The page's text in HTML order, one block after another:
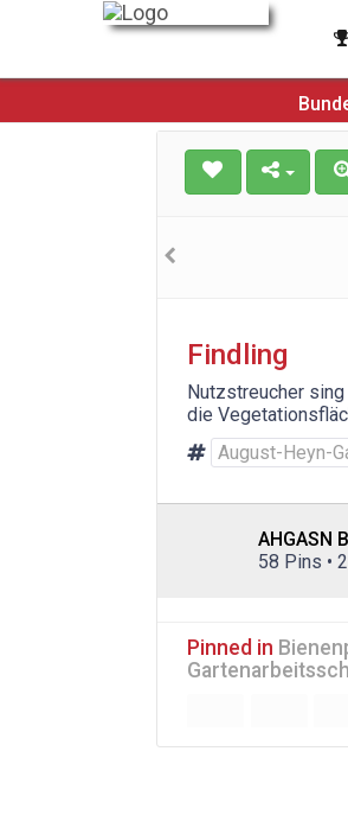
Findling
Nutzstreucher
die
August-Heyn-
AHGASN
58 Pins •
Pinned in